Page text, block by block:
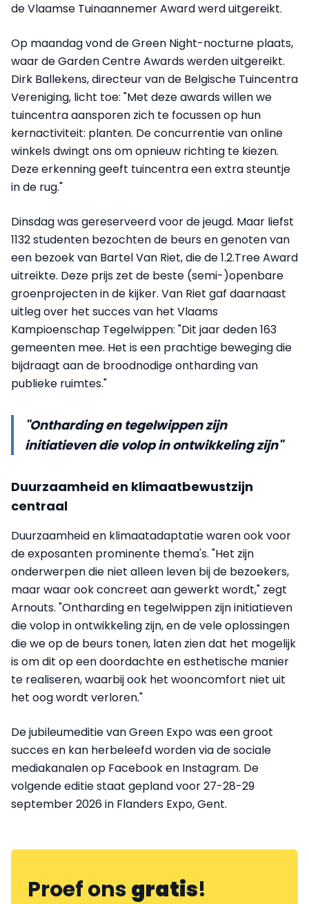
de Vlaamse Tuinaannemer Award werd uitgereikt.
Op maandag vond de Green Night-nocturne plaats,
waar de Garden Centre Awards werden uitgereikt.
Dirk Ballekens, directeur van de Belgische Tuincentra
Vereniging, licht toe: "Met deze awards willen we
tuincentra aansporen zich te focussen op hun
kernactiviteit: planten. De concurrentie van online
winkels dwingt ons om opnieuw richting te kiezen.
Deze erkenning geeft tuincentra een extra steuntje
in de rug."
Dinsdag was gereserveerd voor de jeugd. Maar liefst
1132 studenten bezochten de beurs en genoten van
een bezoek van Bartel Van Riet, die de 1.2.Tree Award
uitreikte. Deze prijs zet de beste (semi-)openbare
groenprojecten in de kijker. Van Riet gaf daarnaast
uitleg over het succes van het Vlaams
Kampioenschap Tegelwippen: "Dit jaar deden 163
gemeenten mee. Het is een prachtige beweging die
bijdraagt aan de broodnodige ontharding van
publieke ruimtes."
"Ontharding en tegelwippen zijn
initiatieven die volop in ontwikkeling zijn"
Duurzaamheid en klimaatbewustzijn
centraal
Duurzaamheid en klimaatadaptatie waren ook voor
de exposanten prominente thema's. "Het zijn
onderwerpen die niet alleen leven bij de bezoekers,
maar waar ook concreet aan gewerkt wordt," zegt
Arnouts. "Ontharding en tegelwippen zijn initiatieven
die volop in ontwikkeling zijn, en de vele oplossingen
die we op de beurs tonen, laten zien dat het mogelijk
is om dit op een doordachte en esthetische manier
te realiseren, waarbij ook het wooncomfort niet uit
het oog wordt verloren."
De jubileumeditie van Green Expo was een groot
succes en kan herbeleefd worden via de sociale
mediakanalen op Facebook en Instagram. De
volgende editie staat gepland voor 27-28-29
september 2026 in Flanders Expo, Gent.
Proef onsgratis!